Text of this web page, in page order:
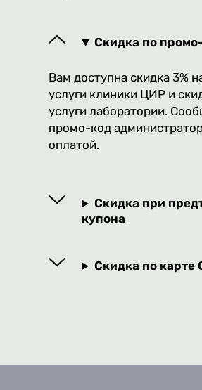
Скидка по
Вам доступна скидка 3%
услуги клиники ЦИР и
услуги лаборатории.
промо-код
оплатой.
Скидка при
купона
Скидка по карте